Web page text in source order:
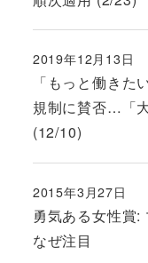
「もっと働きた
規制に賛否…「
(12/10)
投稿日
2019年12月13日
勇気ある女性賞
なぜ注目
投稿日
2015年3月27日